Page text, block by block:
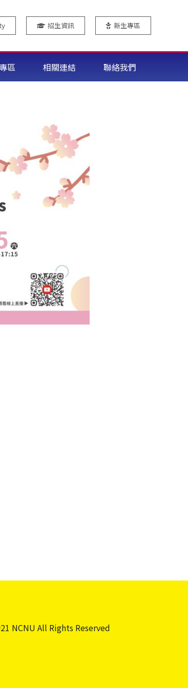
招生資訊 新生專區
區 相關連結 聯絡我們
NCNU All Rights Reserved